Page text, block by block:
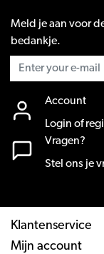
Meld je aan voor
bedankje.
Account
Login of
Vragen?
Stel ons je
Klantenservice
Mijn account